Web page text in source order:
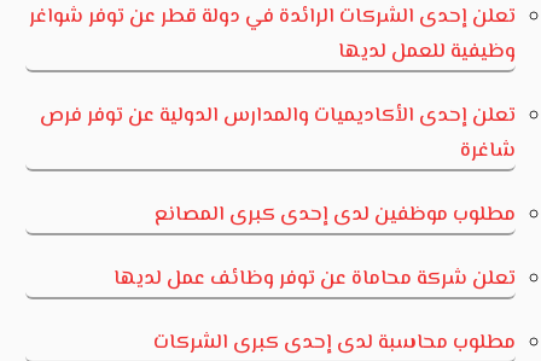
تعلن إحدى الشركات الرائدة في دولة قطر عن توفر شواغر
وظيفية للعمل لديها
تعلن إحدى الأكاديميات والمدارس الدولية عن توفر فرص
شاغرة
مطلوب موظفين لدى إحدى كبرى المصانع
تعلن شركة محاماة عن توفر وظائف عمل لديها
مطلوب محاسبة لدى إحدى كبرى الشركات